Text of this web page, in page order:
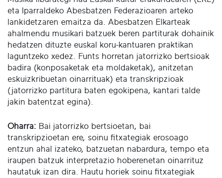
eta Iparraldeko Abesbatzen Federazioaren arteko
lankidetzaren emaitza da. Abesbatzen Elkarteak
ahalmendu musikari batzuek beren partiturak dohainik
hedatzen dituzte euskal koru-kantuaren praktikan
laguntzeko xedez. Funts horretan jatorrizko bertsioak
badira (konposaketak eta moldaketak), anitzetan
eskuizkribuetan oinarrituak) eta transkripzioak
(jatorrizko partitura baten egokipena, kantari talde
jakin batentzat egina).
Oharra: Bai jatorrizko bertsioetan, bai
transkripzioetan ere, soinu fitxategiak erosoago
entzun ahal izateko, batzuetan nabardura, tempo eta
iraupen batzuk interpretazio hoberenetan oinarrituz
hautatuk izan dira. Hautu horiek soinu fitxategiak